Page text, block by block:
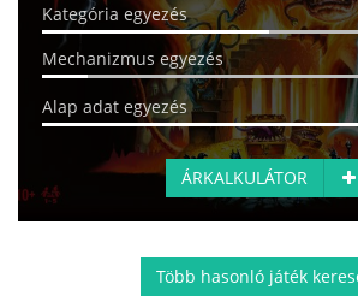
Kategória egyezés
Mechanizmus egyezés
Alap adat egyezés
ÁRKALKULÁTOR
Több hasonló játék